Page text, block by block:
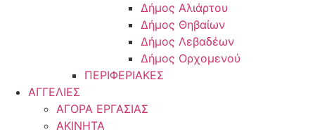
Δήμος Αλιάρτου
Δήμος Θηβαίων
Δήμος Λεβαδέων
Δήμος Ορχομενού
ΠΕΡΙΦΕΡΙΑΚΕΣ
ΑΓΓΕΛΙΕΣ
ΑΓΟΡΑ ΕΡΓΑΣΙΑΣ
ΑΚΙΝΗΤΑ